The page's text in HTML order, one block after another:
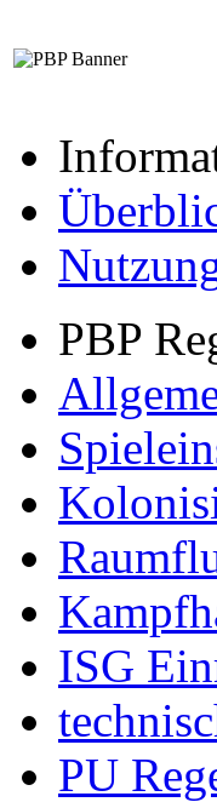
PBP
ISG
PU